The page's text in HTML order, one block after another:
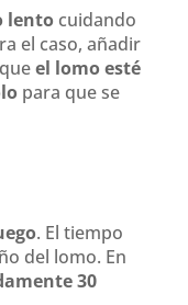
lento cuidando
el caso, añadir
el lomo esté
para que se
. El tiempo
del lomo. En
30